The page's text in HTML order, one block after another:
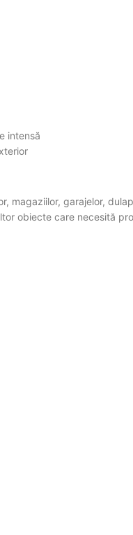
intensă
magaziilor, garajelor,
obiecte care necesită